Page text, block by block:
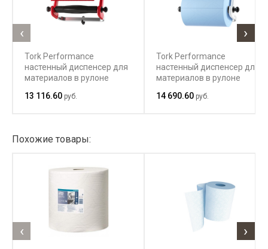
Tork Performance
настенный диспенсер для
материалов в рулоне
13 116.60 руб.
Tork Performance
настенный диспенсер для
материалов в рулоне
14 690.60 руб.
‹ ›
Похожие товары:
‹ ›